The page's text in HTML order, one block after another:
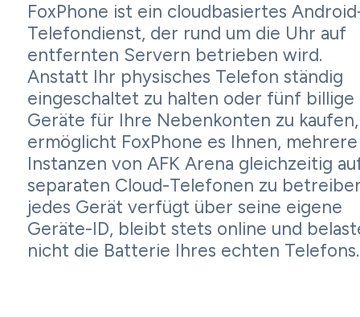
FoxPhone ist ein cloudbasiertes
Telefondienst, der rund um die Uhr auf
entfernten Servern betrieben wird.
Anstatt Ihr physisches Telefon ständig
eingeschaltet zu halten oder fünf billige
Geräte für Ihre Nebenkonten zu kaufen,
ermöglicht FoxPhone es Ihnen, mehrere
Instanzen von AFK Arena gleichzeitig
separaten Cloud-Telefonen zu
jedes Gerät verfügt über seine eigene
Geräte-ID, bleibt stets online und
nicht die Batterie Ihres echten Telefons.